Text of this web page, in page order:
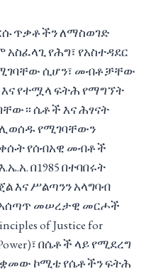
ጥቃቶችን ለማስወገድ
የሕግ፣ የአስተዳደር
ሲሆን፣ መብቶቻቸው
እና የተሟላ ፍትሕ የማግኘት
ሴቶች እና ሕፃናት
የሚገባቸውን
የሰብአዊ መብቶች
በ1985 በተባበሩት
እና ሥልጣንን አላግባብ
መሠረታዊ መርሖች
of Justice for
Power)፣ በሴቶች ላይ የሚደረግ
ኮሚቴ የሴቶችን ፍትሕ